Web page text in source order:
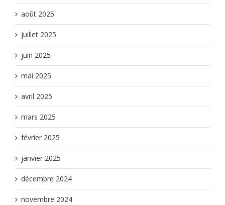
août 2025
juillet 2025
juin 2025
mai 2025
avril 2025
mars 2025
février 2025
janvier 2025
décembre 2024
novembre 2024